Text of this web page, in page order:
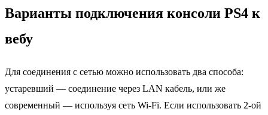
Варианты подключения консоли PS4 к
вебу
Для соединения с сетью можно использовать два способа:
устаревший — соединение через LAN кабель, или же
современный — используя сеть Wi-Fi. Если использовать 2-ой